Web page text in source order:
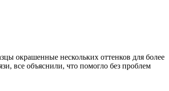
окрашенные нескольких оттенков для более
все объяснили, что помогло без проблем